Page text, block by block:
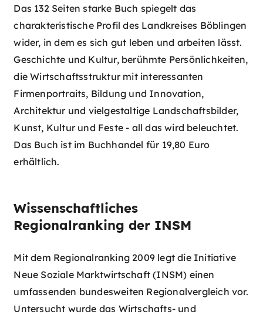
Das 132 Seiten starke Buch spiegelt das
charakteristische Profil des Landkreises Böblingen
wider, in dem es sich gut leben und arbeiten lässt.
Geschichte und Kultur, berühmte Persönlichkeiten,
die Wirtschaftsstruktur mit interessanten
Firmenportraits, Bildung und Innovation,
Architektur und vielgestaltige Landschaftsbilder,
Kunst, Kultur und Feste - all das wird beleuchtet.
Das Buch ist im Buchhandel für 19,80 Euro
erhältlich.
Wissenschaftliches
Regionalranking der INSM
Mit dem Regionalranking 2009 legt die Initiative
Neue Soziale Marktwirtschaft (INSM) einen
umfassenden bundesweiten Regionalvergleich vor.
Untersucht wurde das Wirtschafts- und